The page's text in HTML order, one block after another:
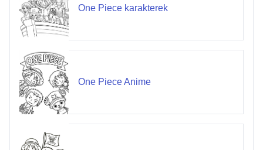
One Piece karakterek
One Piece Anime